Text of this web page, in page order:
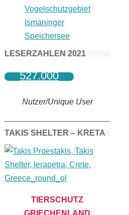
Vogelschutzgebiet
Ismaninger
Speichersee
LESERZAHLEN 2021
527.000
Nutzer/Unique User
TAKIS SHELTER – KRETA
TIERSCHUTZ
GRIECHENLAND